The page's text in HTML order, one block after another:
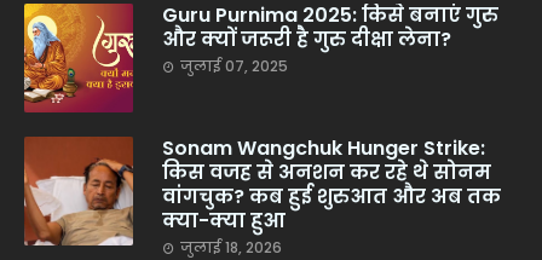
Guru Purnima 2025: किसे बनाएं गुरु
और क्यों जरूरी है गुरु दीक्षा लेना?
जुलाई 07, 2025
Sonam Wangchuk Hunger Strike:
किस वजह से अनशन कर रहे थे सोनम
वांगचुक? कब हुई शुरुआत और अब तक
क्या-क्या हुआ
जुलाई 18, 2026